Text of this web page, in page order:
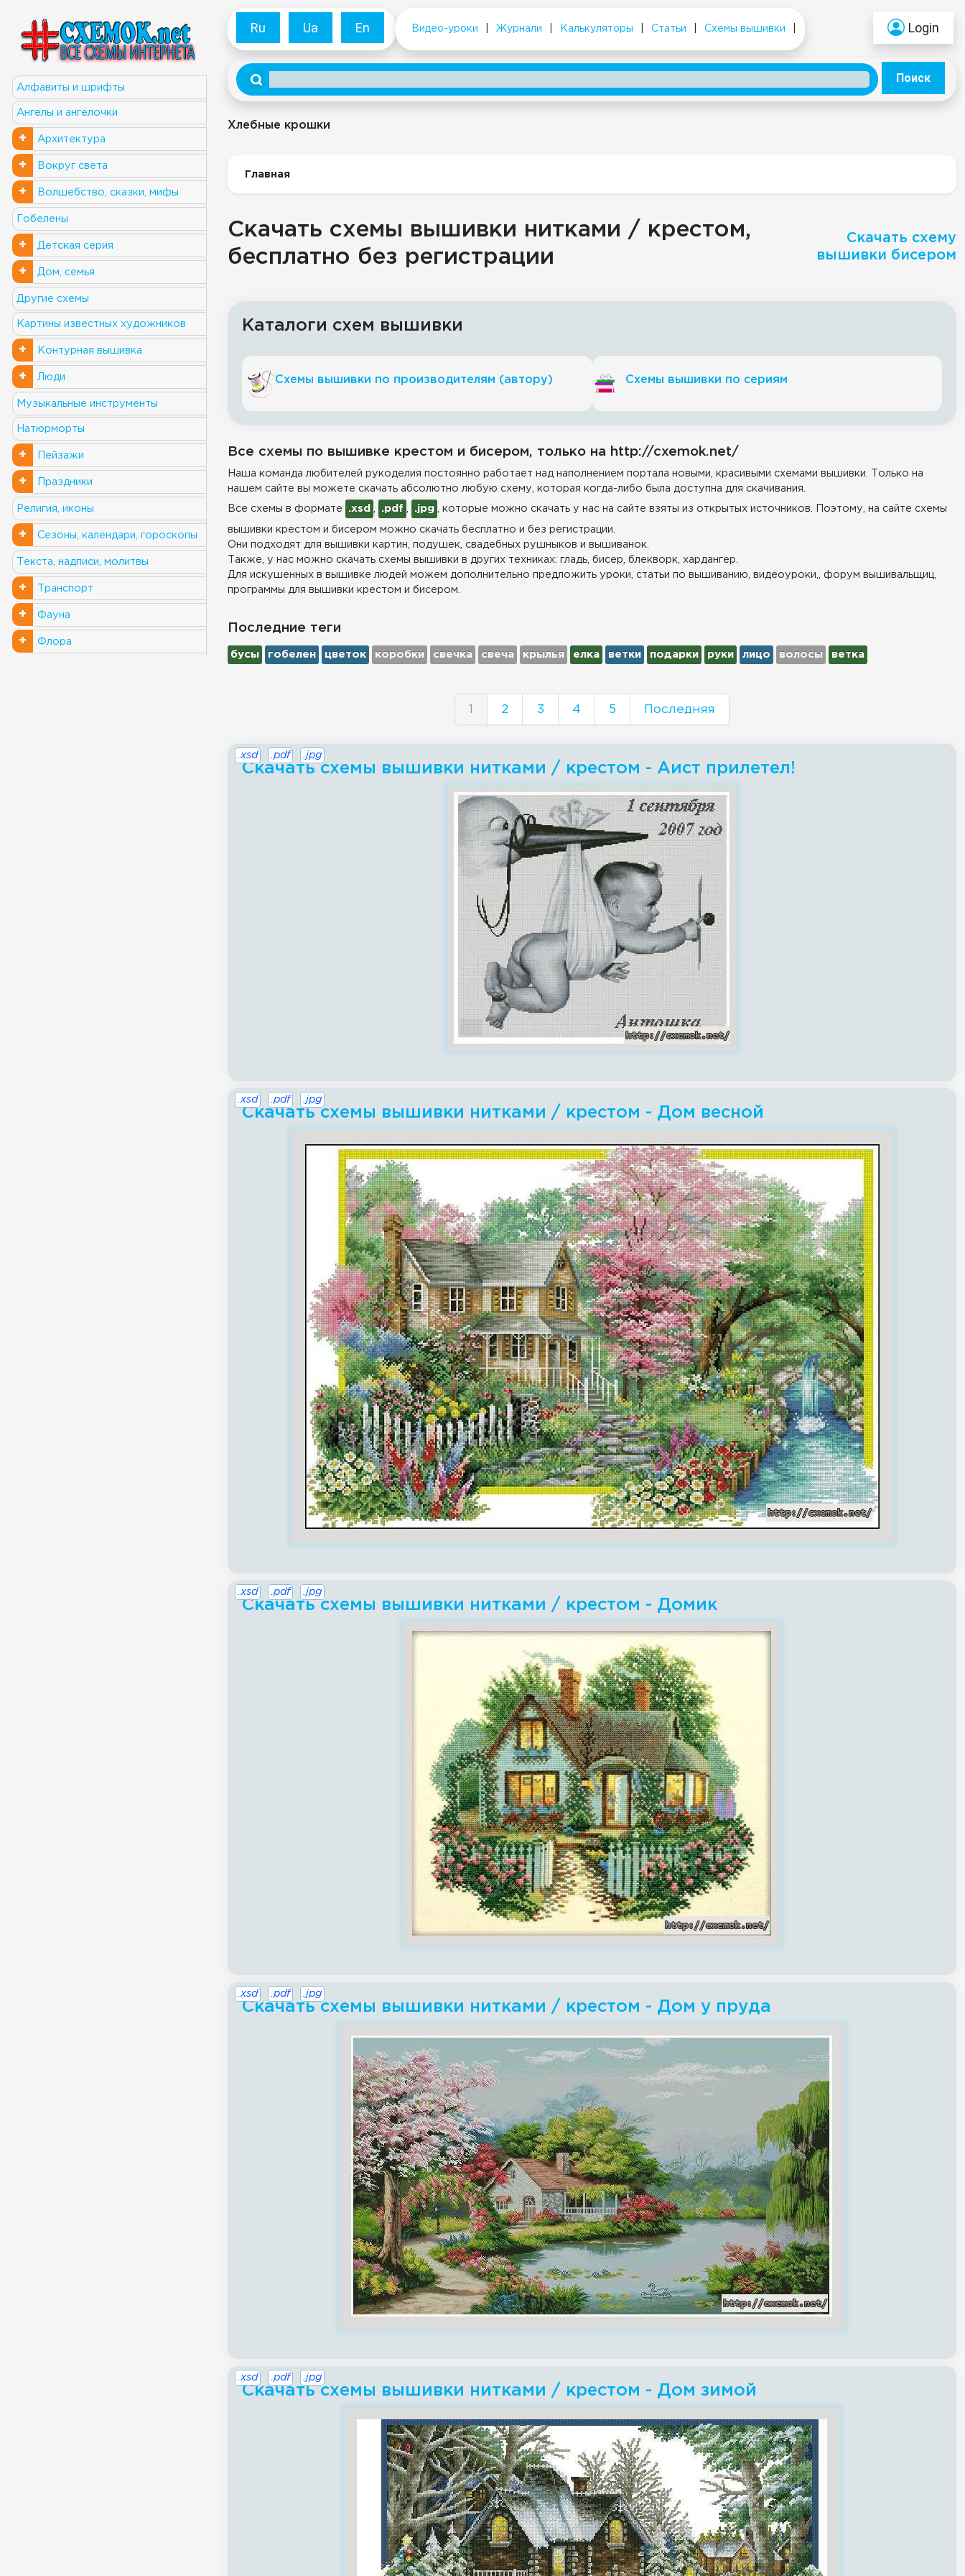
Алфавиты и шрифты
Ангелы и ангелочки
+ Архитектура
+ Вокруг света
+ Волшебство, сказки, мифы
Гобелены
+ Детская серия
+ Дом, семья
Другие схемы
Картины известных художников
+ Контурная вышивка
+ Люди
Музыкальные инструменты
Натюрморты
+ Пейзажи
+ Праздники
Религия, иконы
+ Сезоны, календари, гороскопы
Текста, надписи, молитвы
+ Транспорт
+ Фауна
+ Флора
Ru Ua En Видео-уроки Журнали Калькуляторы Статьи Схемы вышивки Login
Поиск
Хлебные крошки
Главная
Скачать схемы вышивки нитками / крестом,
бесплатно без регистрации
Скачать схему
вышивки бисером
Каталоги схем вышивки
Схемы вышивки по производителям (автору) Схемы вышивки по сериям
Все схемы по вышивке крестом и бисером, только на http://cxemok.net/
Наша команда любителей рукоделия постоянно работает над наполнением портала новыми, красивыми схемами вышивки. Только на
нашем сайте вы можете скачать абсолютно любую схему, которая когда-либо была доступна для скачивания.
Все схемы в формате .xsd .pdf .jpg , которые можно скачать у нас на сайте взяты из открытых источников. Поэтому, на сайте схемы
вышивки крестом и бисером можно скачать бесплатно и без регистрации.
Они подходят для вышивки картин, подушек, свадебных рушныков и вышиванок.
Также, у нас можно скачать схемы вышивки в других техниках: гладь, бисер, блекворк, хардангер.
Для искушенных в вышивке людей можем дополнительно предложить уроки, статьи по вышиванию, видеоуроки,, форум вышивальщиц,
программы для вышивки крестом и бисером.
Последние теги
бусы гобелен цветок коробки свечка свеча крылья елка ветки подарки руки лицо волосы ветка
1 2 3 4 5 Последняя
Скачать схемы вышивки нитками / крестом - Аист прилетел!
.xsd .pdf .jpg
Скачать схемы вышивки нитками / крестом - Дом весной
.xsd .pdf .jpg
Скачать схемы вышивки нитками / крестом - Домик
.xsd .pdf .jpg
Скачать схемы вышивки нитками / крестом - Дом у пруда
.xsd .pdf .jpg
Скачать схемы вышивки нитками / крестом - Дом зимой
.xsd .pdf .jpg